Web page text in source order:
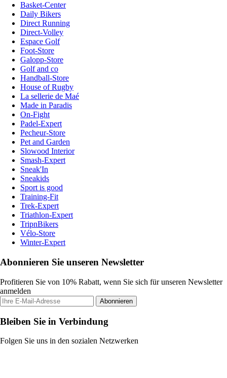
Basket-Center
Daily Bikers
Direct Running
Direct-Volley
Espace Golf
Foot-Store
Galopp-Store
Golf and co
Handball-Store
House of Rugby
La sellerie de Maé
Made in Paradis
On-Fight
Padel-Expert
Pecheur-Store
Pet and Garden
Slowood Interior
Smash-Expert
Sneak'In
Sneakids
Sport is good
Training-Fit
Trek-Expert
Triathlon-Expert
TripnBikers
Vélo-Store
Winter-Expert
Abonnieren Sie unseren Newsletter
Profitieren Sie von 10% Rabatt, wenn Sie sich für unseren Newsletter
anmelden
Abonnieren
Bleiben Sie in Verbindung
Folgen Sie uns in den sozialen Netzwerken